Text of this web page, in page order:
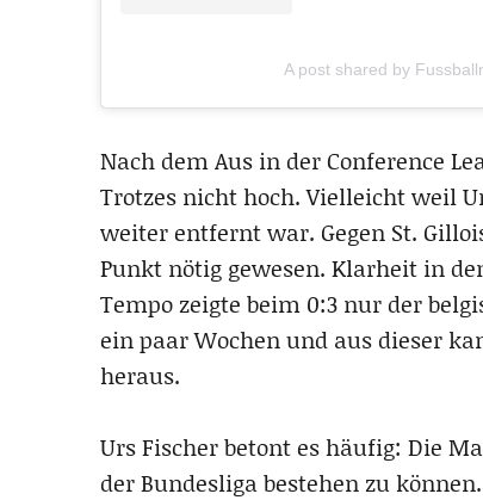
A post shared by
Nach dem Aus in der Conference
Trotzes nicht hoch. Vielleicht weil
weiter entfernt war. Gegen St.
Punkt nötig gewesen. Klarheit in
Tempo zeigte beim 0:3 nur der
ein paar Wochen und aus dieser
heraus.
Urs Fischer betont es häufig: Die
der Bundesliga bestehen zu